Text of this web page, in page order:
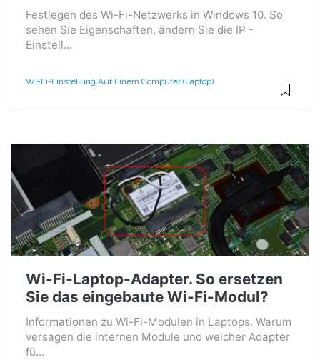
Festlegen des Wi-Fi-Netzwerks in Windows 10. So
sehen Sie Eigenschaften, ändern Sie die IP -
Einstell...
Wi-Fi-Einstellung Auf Einem Computer (Laptop)
Wi-Fi-Laptop-Adapter. So ersetzen
Sie das eingebaute Wi-Fi-Modul?
Informationen zu Wi-Fi-Modulen in Laptops. Warum
versagen die internen Module und welcher Adapter
fü...